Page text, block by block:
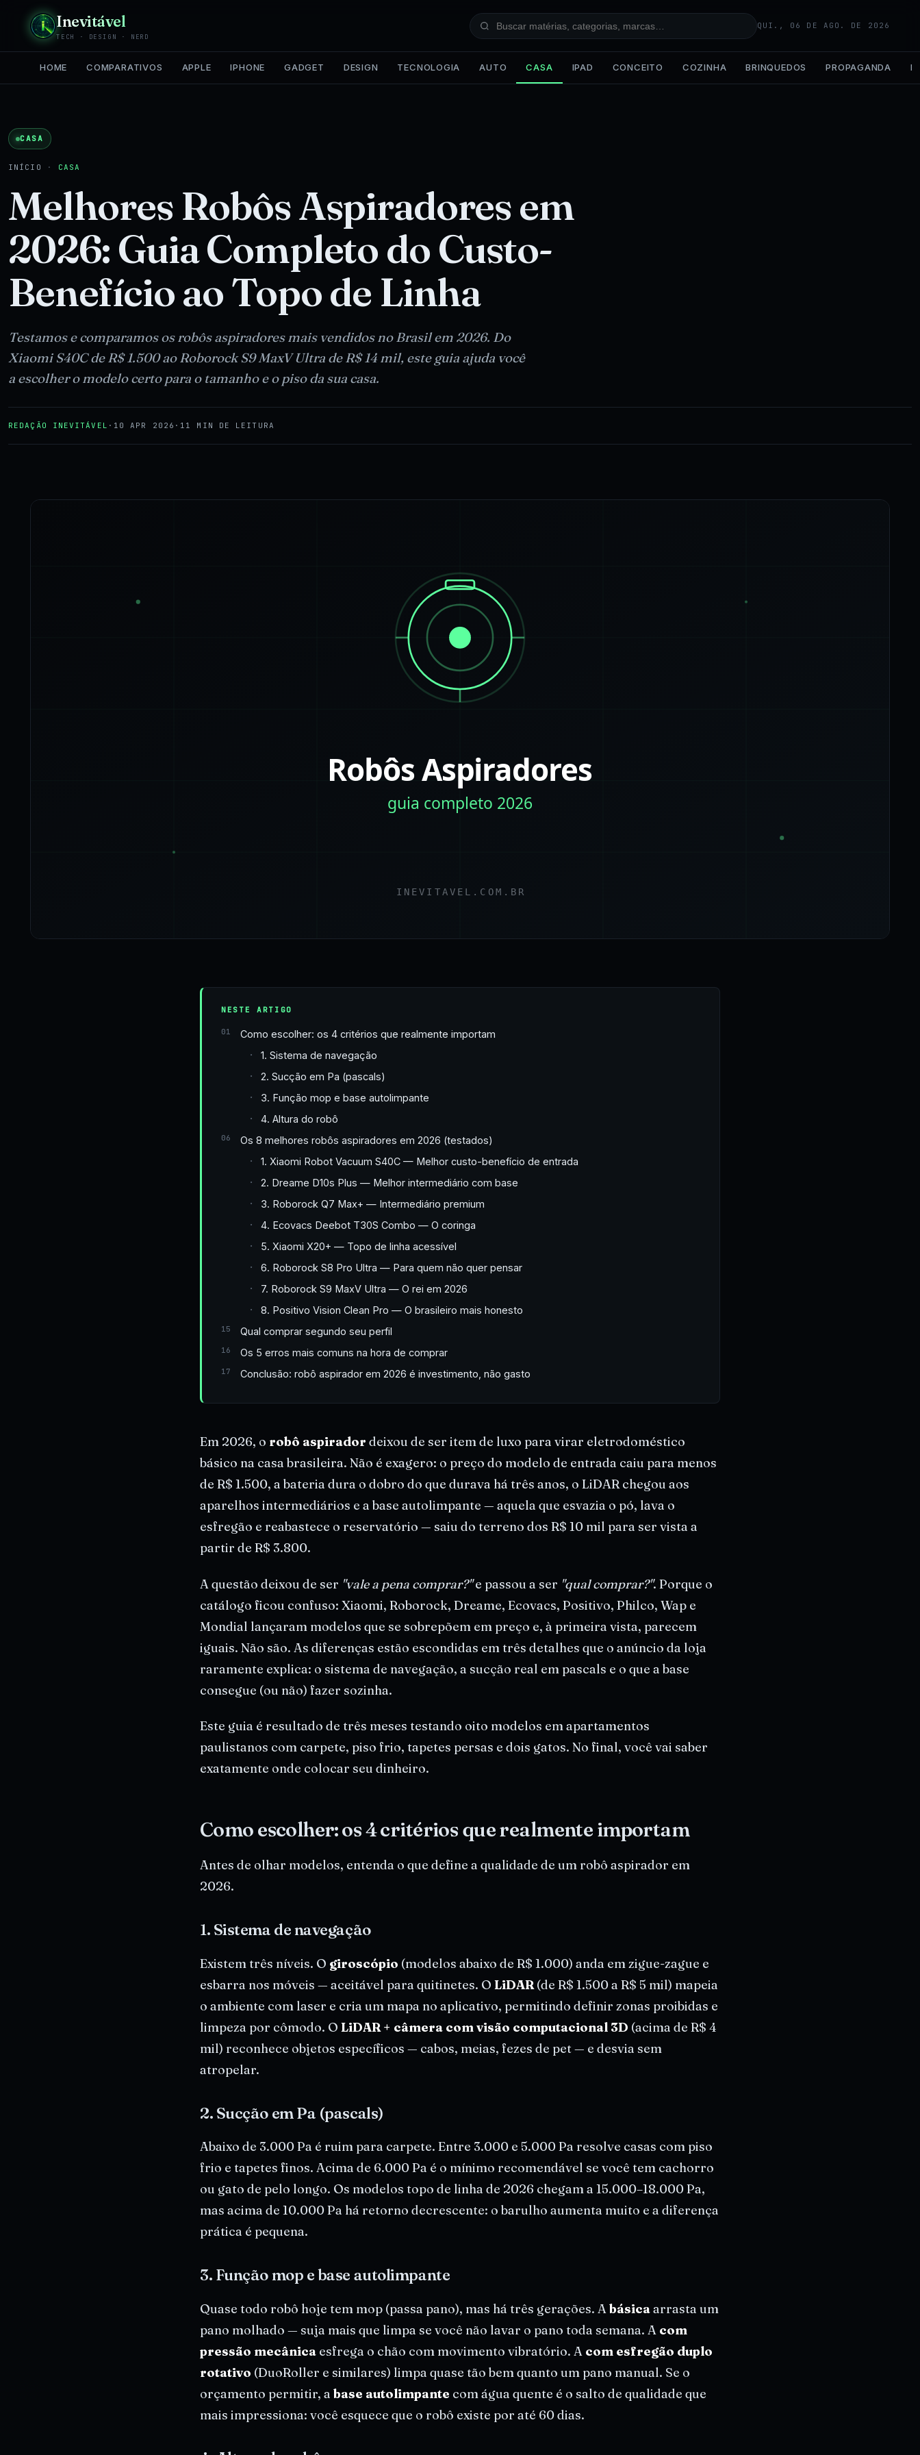
Inevitável
TECH · DESIGN · NERD
QUI., 06 DE AGO. DE 2026
HOME COMPARATIVOS APPLE IPHONE GADGET DESIGN TECNOLOGIA AUTO CASA IPAD CONCEITO COZINHA BRINQUEDOS PROPAGANDA IA
CASA
INÍCIO · CASA
Melhores Robôs Aspiradores em
2026: Guia Completo do Custo-
Benefício ao Topo de Linha
Testamos e comparamos os robôs aspiradores mais vendidos no Brasil em 2026. Do
Xiaomi S40C de R$ 1.500 ao Roborock S9 MaxV Ultra de R$ 14 mil, este guia ajuda você
a escolher o modelo certo para o tamanho e o piso da sua casa.
REDAÇÃO INEVITÁVEL · 10 APR 2026 · 11 MIN DE LEITURA
NESTE ARTIGO
Como escolher: os 4 critérios que realmente importam
1. Sistema de navegação
2. Sucção em Pa (pascals)
3. Função mop e base autolimpante
4. Altura do robô
Os 8 melhores robôs aspiradores em 2026 (testados)
1. Xiaomi Robot Vacuum S40C — Melhor custo-benefício de entrada
2. Dreame D10s Plus — Melhor intermediário com base
3. Roborock Q7 Max+ — Intermediário premium
4. Ecovacs Deebot T30S Combo — O coringa
5. Xiaomi X20+ — Topo de linha acessível
6. Roborock S8 Pro Ultra — Para quem não quer pensar
7. Roborock S9 MaxV Ultra — O rei em 2026
8. Positivo Vision Clean Pro — O brasileiro mais honesto
Qual comprar segundo seu perfil
Os 5 erros mais comuns na hora de comprar
Conclusão: robô aspirador em 2026 é investimento, não gasto
Em 2026, o robô aspirador deixou de ser item de luxo para virar eletrodoméstico
básico na casa brasileira. Não é exagero: o preço do modelo de entrada caiu para menos
de R$ 1.500, a bateria dura o dobro do que durava há três anos, o LiDAR chegou aos
aparelhos intermediários e a base autolimpante — aquela que esvazia o pó, lava o
esfregão e reabastece o reservatório — saiu do terreno dos R$ 10 mil para ser vista a
partir de R$ 3.800.
A questão deixou de ser "vale a pena comprar?"e passou a ser "qual comprar?". Porque o
catálogo ficou confuso: Xiaomi, Roborock, Dreame, Ecovacs, Positivo, Philco, Wap e
Mondial lançaram modelos que se sobrepõem em preço e, à primeira vista, parecem
iguais. Não são. As diferenças estão escondidas em três detalhes que o anúncio da loja
raramente explica: o sistema de navegação, a sucção real em pascals e o que a base
consegue (ou não) fazer sozinha.
Este guia é resultado de três meses testando oito modelos em apartamentos
paulistanos com carpete, piso frio, tapetes persas e dois gatos. No final, você vai saber
exatamente onde colocar seu dinheiro.
Como escolher: os 4 critérios que realmente importam
Antes de olhar modelos, entenda o que define a qualidade de um robô aspirador em
2026.
1. Sistema de navegação
Existem três níveis. O giroscópio (modelos abaixo de R$ 1.000) anda em zigue-zague e
esbarra nos móveis — aceitável para quitinetes. O LiDAR(de R$ 1.500 a R$ 5 mil) mapeia
o ambiente com laser e cria um mapa no aplicativo, permitindo definir zonas proibidas e
limpeza por cômodo. O LiDAR + câmera com visão computacional 3D (acima de R$ 4
mil) reconhece objetos específicos — cabos, meias, fezes de pet — e desvia sem
atropelar.
2. Sucção em Pa (pascals)
Abaixo de 3.000 Pa é ruim para carpete. Entre 3.000 e 5.000 Pa resolve casas com piso
frio e tapetes finos. Acima de 6.000 Pa é o mínimo recomendável se você tem cachorro
ou gato de pelo longo. Os modelos topo de linha de 2026 chegam a 15.000–18.000 Pa,
mas acima de 10.000 Pa há retorno decrescente: o barulho aumenta muito e a diferença
prática é pequena.
3. Função mop e base autolimpante
Quase todo robô hoje tem mop (passa pano), mas há três gerações. Abásicaarrasta um
pano molhado — suja mais que limpa se você não lavar o pano toda semana. A com
pressão mecânica esfrega o chão com movimento vibratório. A com esfregão duplo
rotativo (DuoRoller e similares) limpa quase tão bem quanto um pano manual. Se o
orçamento permitir, a base autolimpante com água quente é o salto de qualidade que
mais impressiona: você esquece que o robô existe por até 60 dias.